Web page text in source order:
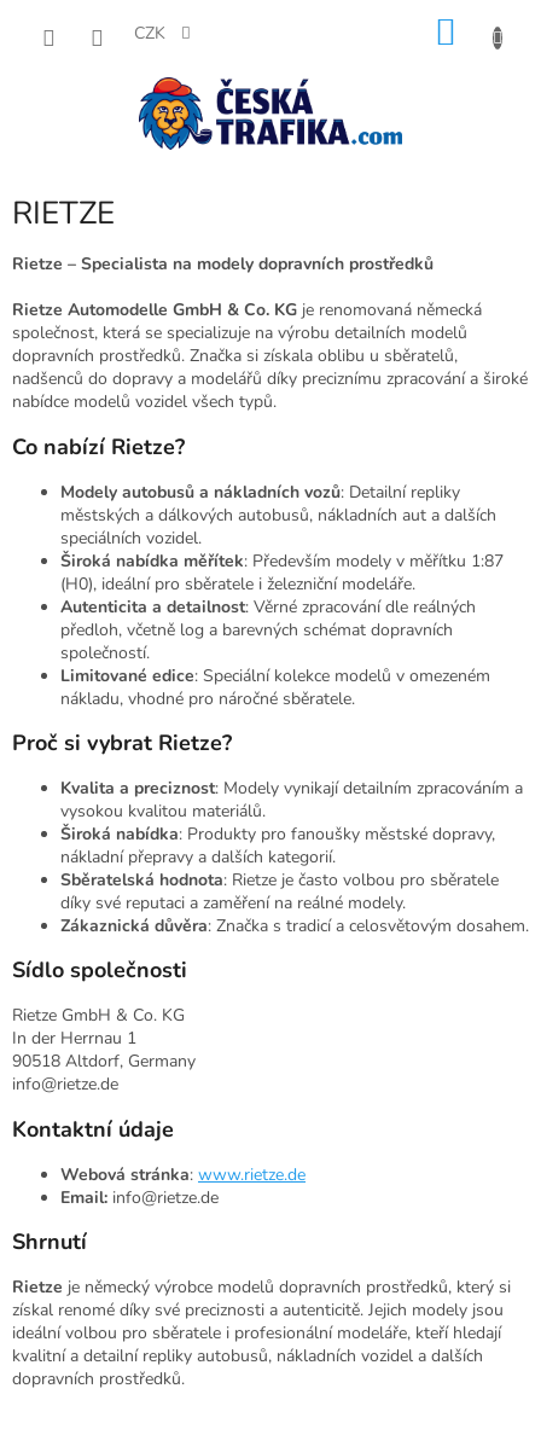
CZK
RIETZE
Rietze – Specialista na modely dopravních prostředků
Rietze Automodelle GmbH & Co. KG je renomovaná německá
společnost, která se specializuje na výrobu detailních modelů
dopravních prostředků. Značka si získala oblibu u sběratelů,
nadšenců do dopravy a modelářů díky preciznímu zpracování a široké
nabídce modelů vozidel všech typů.
Co nabízí Rietze?
Modely autobusů a nákladních vozů: Detailní repliky
městských a dálkových autobusů, nákladních aut a dalších
speciálních vozidel.
Široká nabídka měřítek: Především modely v měřítku 1:87
(H0), ideální pro sběratele i železniční modeláře.
Autenticita a detailnost: Věrné zpracování dle reálných
předloh, včetně log a barevných schémat dopravních
společností.
Limitované edice: Speciální kolekce modelů v omezeném
nákladu, vhodné pro náročné sběratele.
Proč si vybrat Rietze?
Kvalita a preciznost: Modely vynikají detailním zpracováním a
vysokou kvalitou materiálů.
Široká nabídka: Produkty pro fanoušky městské dopravy,
nákladní přepravy a dalších kategorií.
Sběratelská hodnota: Rietze je často volbou pro sběratele
díky své reputaci a zaměření na reálné modely.
Zákaznická důvěra: Značka s tradicí a celosvětovým dosahem.
Sídlo společnosti
Rietze GmbH & Co. KG
In der Herrnau 1
90518 Altdorf, Germany
info@rietze.de
Kontaktní údaje
Webová stránka: www.rietze.de
Email: info@rietze.de
Shrnutí
Rietze je německý výrobce modelů dopravních prostředků, který si
získal renomé díky své preciznosti a autenticitě. Jejich modely jsou
ideální volbou pro sběratele i profesionální modeláře, kteří hledají
kvalitní a detailní repliky autobusů, nákladních vozidel a dalších
dopravních prostředků.